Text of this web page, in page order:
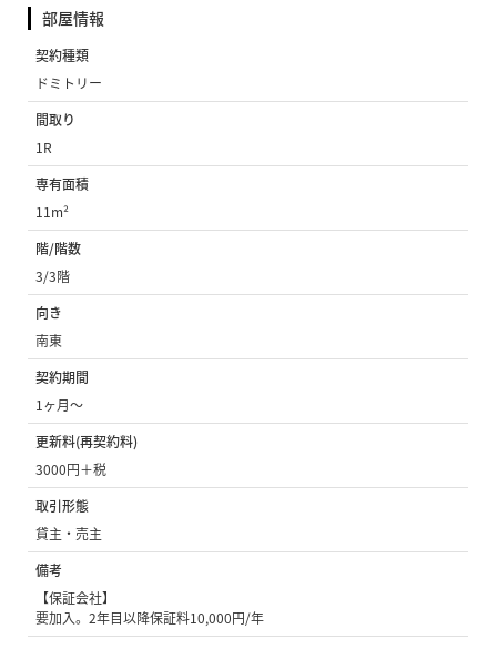
部屋情報
契約種類
ドミトリー
間取り
1R
専有面積
11m²
階/階数
3/3階
向き
南東
契約期間
1ヶ月〜
更新料(再契約料)
3000円＋税
取引形態
貸主・売主
備考
【保証会社】
要加入。2年目以降保証料10,000円/年